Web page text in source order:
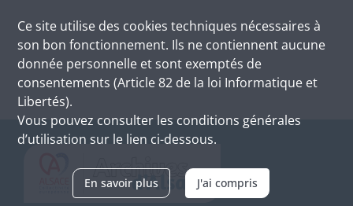
Ce site utilise des cookies techniques nécessaires à
son bon fonctionnement. Ils ne contiennent aucune
donnée personnelle et sont exemptés de
consentements (Article 82 de la loi Informatique et
Libertés).
Vous pouvez consulter les conditions générales
d’utilisation sur le lien ci-dessous.
En savoir plus J'ai compris